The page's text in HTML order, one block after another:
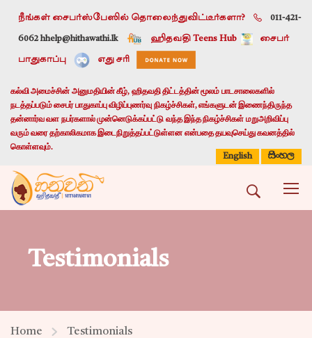
நீங்கள் சைபர்ஸ்பேஸில் தொலைந்துவிட்டீர்களா? 011-421-
6062 hhelp@hithawathi.lk ஹிதவதி Teens Hub சைபர்
பாதுகாப்பு எது சரி
கல்வி அமைச்சின் அனுமதியின் கீழ், ஹிதவதி திட்டத்தின் மூலம் பாடசாலைகளில்
நடத்தப்படும் சைபர் பாதுகாப்பு விழிப்புணர்வு நிகழ்ச்சிகள், எங்களுடன் இணைந்திருந்த
தன்னார்வ வள நபர்களால் முன்னெடுக்கப்பட்டு வந்த இந்த நிகழ்ச்சிகள் மறுஅறிவிப்பு
வரும் வரை தற்காலிகமாக இடைநிறுத்தப்பட்டுள்ளன என்பதை தயவுசெய்து கவனத்தில்
கொள்ளவும்.
English
සිංහල
Testimonials
Home Testimonials